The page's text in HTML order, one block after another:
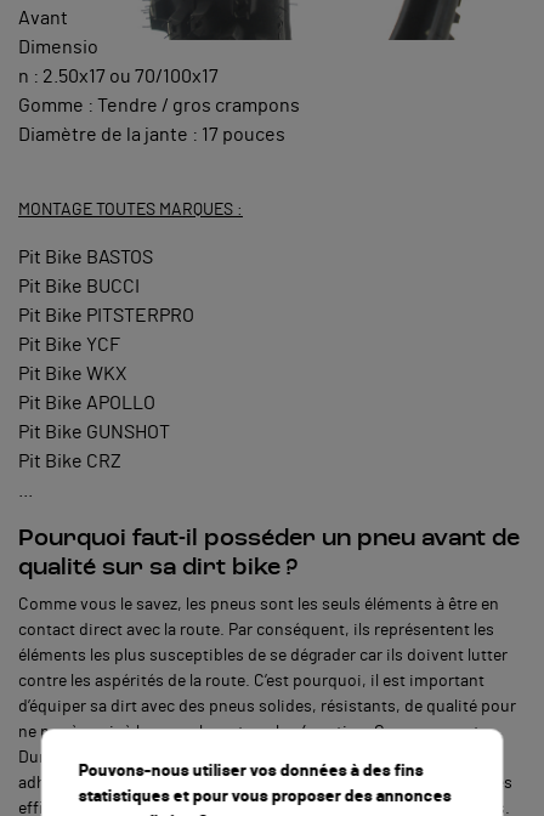
Avant
Dimensio
n : 2.50x17 ou 70/100x17
Gomme : Tendre / gros crampons
Diamètre de la jante : 17 pouces
MONTAGE TOUTES MARQUES :
Pit Bike BASTOS
Pit Bike BUCCI
Pit Bike PITSTERPRO
Pit Bike YCF
Pit Bike WKX
Pit Bike APOLLO
Pit Bike GUNSHOT
Pit Bike CRZ
Pourquoi faut-il posséder un pneu avant de
qualité sur sa dirt bike ?
Comme vous le savez, les pneus sont les seuls éléments à être en
contact direct avec la route. Par conséquent, ils représentent les
éléments les plus susceptibles de se dégrader car ils doivent lutter
contre les aspérités de la route. C’est pourquoi, il est important
d’équiper sa dirt avec des pneus solides, résistants, de qualité pour
ne pas à avoir à les remplacer tous les 4 matins. Ce pneu avant
Dunlop est un pneu tendre. De ce fait, vous aurez une meilleure
adhérence et de meilleurs performances. De plus, ce pneu sera très
efficace sur les terrains destinés au pit bike grâce à ses crampons.
Pouvons-nous utiliser vos données à des fins
statistiques et pour vous proposer des annonces